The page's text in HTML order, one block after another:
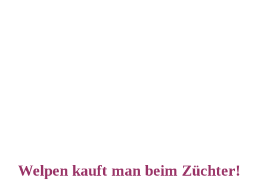
Welpen kauft man beim Züchter!